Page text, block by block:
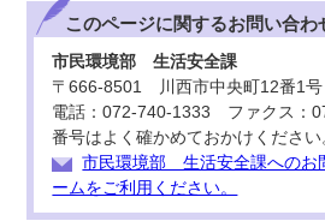
このページに関するお問い合わ
市民環境部 生活安全課
〒666-8501 川西市中央町12番1
電話：072-740-1333 ファクス：
番号はよく確かめておかけください
市民環境部 生活安全課へのお
ームをご利用ください。